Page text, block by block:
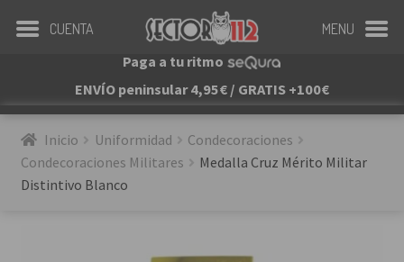
Paga a tu ritmo
ENVÍO peninsular 4,95€ / GRATIS +100€
Inicio Uniformidad
Condecoraciones
Condecoraciones Militares
Medalla Cruz Mérito Militar
Distintivo Blanco
CUENTA MENU